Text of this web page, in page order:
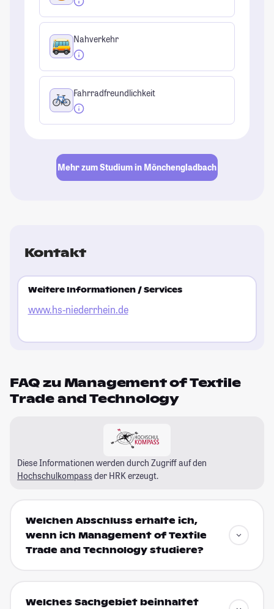
Nahverkehr
Fahrradfreundlichkeit
Mehr zum Studium in Mönchengladbach
Kontakt
Weitere Informationen / Services
www.hs-niederrhein.de
FAQ zu Management of Textile
Trade and Technology
Diese Informationen werden durch Zugriff auf den
Hochschulkompass der HRK erzeugt.
Welchen Abschluss erhalte ich,
wenn ich Management of Textile
Trade and Technology studiere?
Welches Sachgebiet beinhaltet